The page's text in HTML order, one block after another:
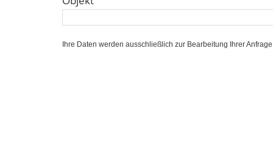
ist als unverbindliche Information zu
werden. Rechtskräftig ist ausschließlich
Die Zwischenverwertung behalten wir uns
Ihre Daten werden ausschließlich zur Bearbeitung Ihrer